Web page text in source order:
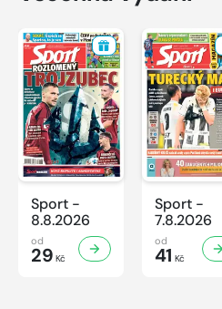
Sport -
8.8.2026
od
29 Kč
Sport -
7.8.2026
od
41 Kč